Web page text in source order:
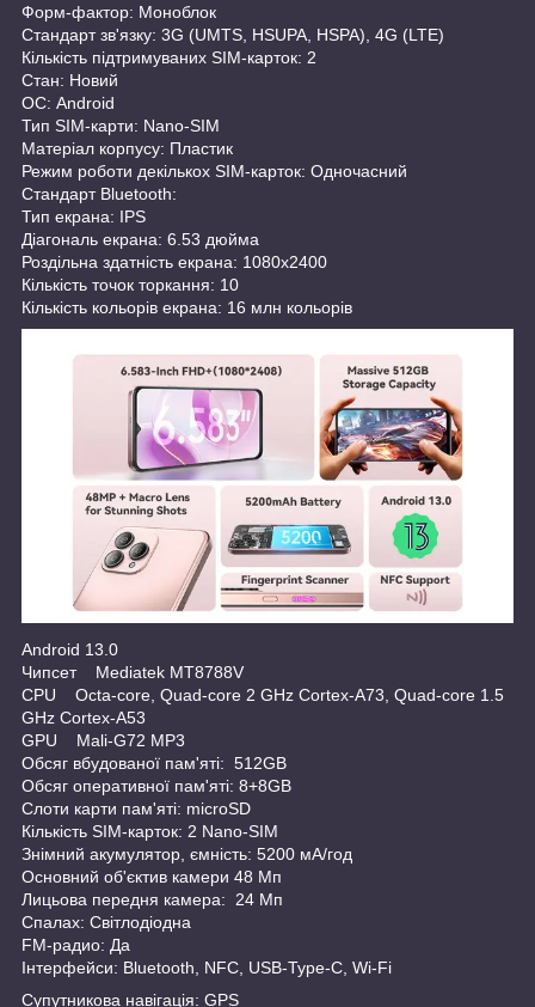
Форм-фактор: Моноблок
Стандарт зв'язку: 3G (UMTS, HSUPA, HSPA), 4G (LTE)
Кількість підтримуваних SIM-карток: 2
Стан: Новий
ОС: Android
Тип SIM-карти: Nano-SIM
Матеріал корпусу: Пластик
Режим роботи декількох SIM-карток: Одночасний
Стандарт Bluetooth:
Тип екрана: IPS
Діагональ екрана: 6.53 дюйма
Роздільна здатність екрана: 1080х2400
Кількість точок торкання: 10
Кількість кольорів екрана: 16 млн кольорів
Android 13.0
Чипсет Mediatek MT8788V
CPU Octa-core, Quad-core 2 GHz Cortex-A73, Quad-core 1.5
GHz Cortex-A53
GPU Mali-G72 MP3
Обсяг вбудованої пам'яті: 512GB
Обсяг оперативної пам'яті: 8+8GB
Слоти карти пам'яті: microSD
Кількість SIM-карток: 2 Nano-SIM
Знімний акумулятор, ємність: 5200 мА/год
Основний об'єктив камери 48 Мп
Лицьова передня камера: 24 Мп
Спалах: Світлодіодна
FM-радио: Да
Інтерфейси: Bluetooth, NFC, USB-Type-C, Wi-Fi
Супутникова навігація: GPS